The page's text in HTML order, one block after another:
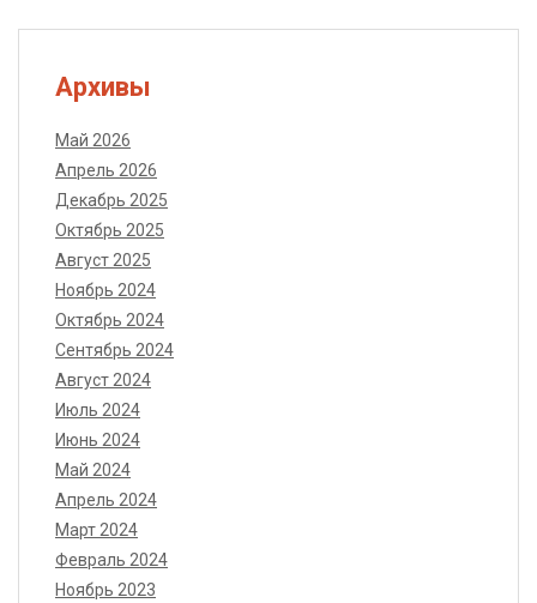
Архивы
Май 2026
Апрель 2026
Декабрь 2025
Октябрь 2025
Август 2025
Ноябрь 2024
Октябрь 2024
Сентябрь 2024
Август 2024
Июль 2024
Июнь 2024
Май 2024
Апрель 2024
Март 2024
Февраль 2024
Ноябрь 2023